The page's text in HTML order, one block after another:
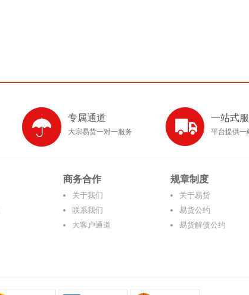
专属通道
大宗易货一对一服务
一站式
平台提供一
商务合作
关于我们
联系我们
大客户通道
规章制度
关于易货
易货公约
易货解债公约